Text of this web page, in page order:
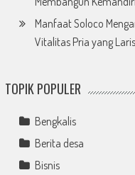
Manfaat Soloco
Vitalitas Pria yang
TOPIK POPULER
Bengkalis
Berita desa
Bisnis